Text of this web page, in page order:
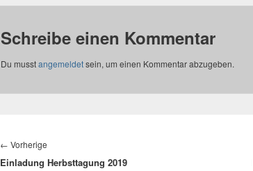
Schreibe einen Kommentar
Du musstangemeldetsein, um einen Kommentar abzugeben.
← Vorherige
Beitrag:
Einladung Herbsttagung 2019